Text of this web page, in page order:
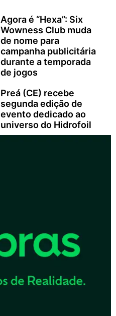
Agora é “Hexa”: Six
Wowness Club muda
de nome para
campanha publicitária
durante a temporada
de jogos
Preá (CE) recebe
segunda edição de
evento dedicado ao
universo do Hidrofoil